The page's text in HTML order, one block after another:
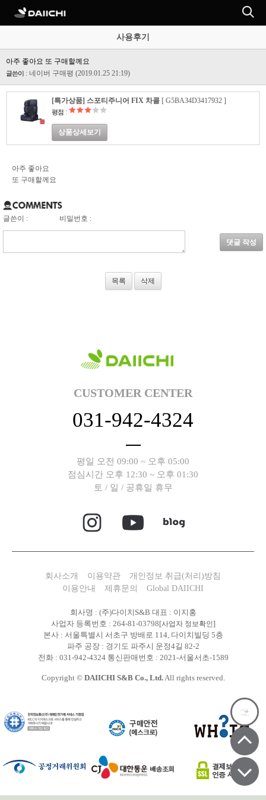
사용후기
아주 좋아요 또 구매할께요
글쓴이 : 네이버 구매평 (2019.01.25 21:19)
[특가상품] 스포티주니어 FIX 차콜 [ G5BA34D3417932 ]
평점 :
상품상세보기
아주 좋아요
또 구매할께요
글쓴이 : 비밀번호 :
댓글 작성
목록 삭제
CUSTOMER CENTER
031-942-4324
평일 오전 09:00 ~ 오후 05:00
점심시간 오후 12:30 ~ 오후 01:30
토 / 일 / 공휴일 휴무
회사소개 이용약관
개인정보 취급(처리)방침
이용안내
제휴문의 Global DAIICHI
회사명 : (주)다이치S&B 대표 : 이지홍
사업자 등록번호 : 264-81-03798[사업자 정보확인]
본사 : 서울특별시 서초구 방배로 114, 다이치빌딩 5층
파주 공장 : 경기도 파주시 운정4길 82-2
전화 : 031-942-4324 통신판매번호 : 2021-서울서초-1589
Copyright © DAIICHI S&B Co., Ltd.All rights reserved.